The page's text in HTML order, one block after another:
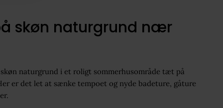
skøn naturgrund nær
naturgrund i et roligt sommerhusområde tæt på
er det let at sænke tempoet og nyde badeture, gåture